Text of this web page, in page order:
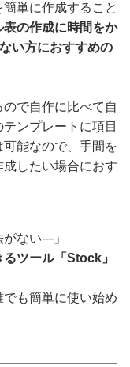
単に作成すること
表の作成に時間をか
い方におすすめの
で自作に比べて自
ンプレートに項目
能なので、手間を
したい場合におす
ない---」
ツール「Stock」
も簡単に使い始め